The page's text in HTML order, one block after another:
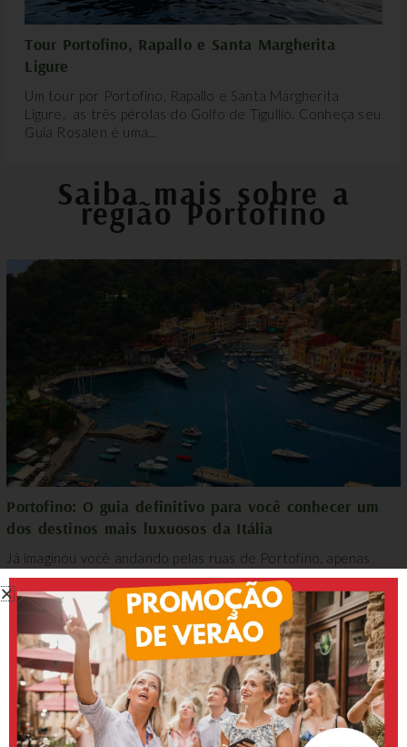
Tour Portofino, Rapallo e Santa Margherita
Ligure
Um tour por Portofino, Rapallo e Santa Margherita
Ligure, as três pérolas do Golfo de Tigullio. Conheça seu
Guia Rosalen é uma...
Saiba mais sobre a
região Portofino
Portofino: O guia definitivo para você conhecer um
dos destinos mais luxuosos da Itália
Já imaginou você andando pelas ruas de Portofino, apenas
admirando a paisagem incomparável de uma das cidades mais
belas do mundo, quando de repente você...
MOSTRAR MAIS